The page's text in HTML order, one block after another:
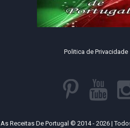
Politica de Privacidade
As Receitas De Portugal © 2014 - 2026 |